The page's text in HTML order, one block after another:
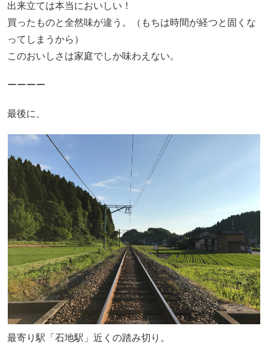
出来立ては本当においしい！
買ったものと全然味が違う。（もちは時間が経つと固くな
ってしまうから）
このおいしさは家庭でしか味わえない。
ーーーー
最後に、
最寄り駅「石地駅」近くの踏み切り。